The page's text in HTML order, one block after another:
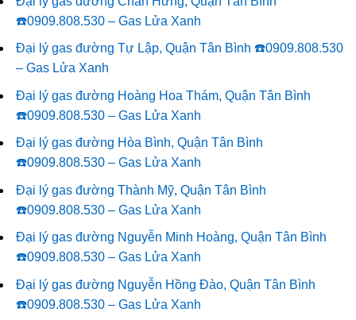
☎️0909.808.530 – Gas Lửa Xanh
Đại lý gas đường Tự Lập, Quận Tân Bình ☎️0909.808.530
– Gas Lửa Xanh
Đại lý gas đường Hoàng Hoa Thám, Quận Tân Bình
☎️0909.808.530 – Gas Lửa Xanh
Đại lý gas đường Hòa Bình, Quận Tân Bình
☎️0909.808.530 – Gas Lửa Xanh
Đại lý gas đường Thành Mỹ, Quận Tân Bình
☎️0909.808.530 – Gas Lửa Xanh
Đại lý gas đường Nguyễn Minh Hoàng, Quận Tân Bình
☎️0909.808.530 – Gas Lửa Xanh
Đại lý gas đường Nguyễn Hồng Đào, Quận Tân Bình
☎️0909.808.530 – Gas Lửa Xanh